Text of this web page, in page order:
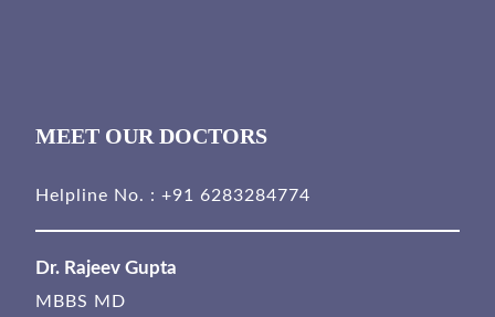
MEET OUR DOCTORS
Helpline No. : +91 6283284774
Dr. Rajeev Gupta
MBBS MD